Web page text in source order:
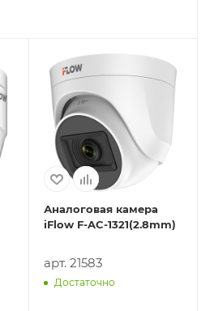
Аналоговая камера
iFlow F-AC-1321(2.8mm)
арт. 21583
Достаточно